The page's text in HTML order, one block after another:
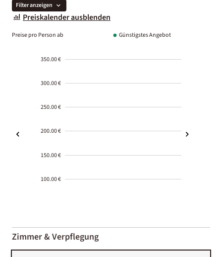
Filter anzeigen
Preiskalender ausblenden
Preise pro Person ab Günstigstes Angebot
350.00 €
300.00 €
250.00 €
200.00 €
150.00 €
100.00 €
01-02
Zimmer & Verpflegung